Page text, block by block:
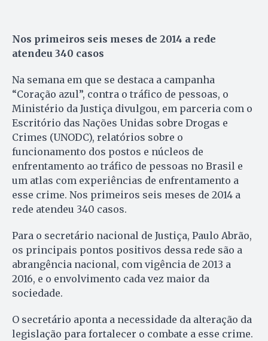
Nos primeiros seis meses de 2014 a rede
atendeu 340 casos
Na semana em que se destaca a campanha
“Coração azul”, contra o tráfico de pessoas, o
Ministério da Justiça divulgou, em parceria com o
Escritório das Nações Unidas sobre Drogas e
Crimes (UNODC), relatórios sobre o
funcionamento dos postos e núcleos de
enfrentamento ao tráfico de pessoas no Brasil e
um atlas com experiências de enfrentamento a
esse crime. Nos primeiros seis meses de 2014 a
rede atendeu 340 casos.
Para o secretário nacional de Justiça, Paulo Abrão,
os principais pontos positivos dessa rede são a
abrangência nacional, com vigência de 2013 a
2016, e o envolvimento cada vez maior da
sociedade.
O secretário aponta a necessidade da alteração da
legislação para fortalecer o combate a esse crime.